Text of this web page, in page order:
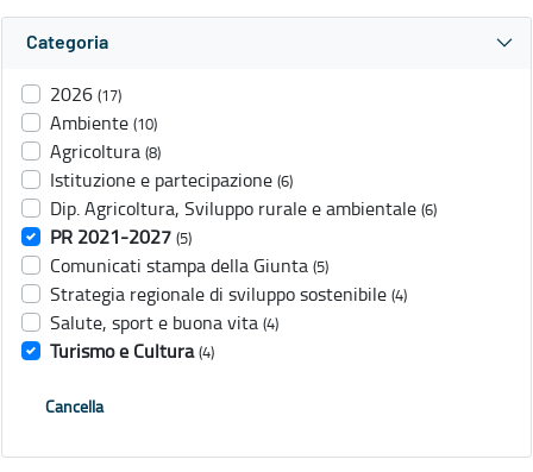
Categoria
2026 (17)
Ambiente (10)
Agricoltura (8)
Istituzione e partecipazione (6)
Dip. Agricoltura, Sviluppo rurale e ambientale (6)
PR 2021-2027 (5)
Comunicati stampa della Giunta (5)
Strategia regionale di sviluppo sostenibile (4)
Salute, sport e buona vita (4)
Turismo e Cultura (4)
Cancella